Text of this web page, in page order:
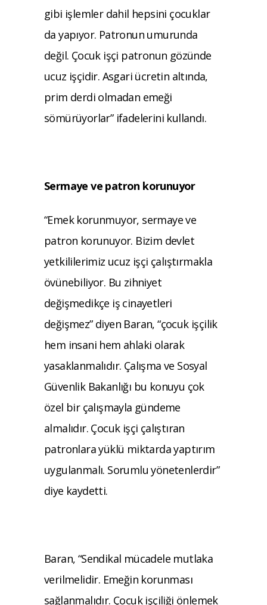
gibi işlemler dahil hepsini çocuklar
da yapıyor. Patronun umurunda
değil. Çocuk işçi patronun gözünde
ucuz işçidir. Asgari ücretin altında,
prim derdi olmadan emeği
sömürüyorlar” ifadelerini kullandı.
Sermaye ve patron korunuyor
“Emek korunmuyor, sermaye ve
patron korunuyor. Bizim devlet
yetkililerimiz ucuz işçi çalıştırmakla
övünebiliyor. Bu zihniyet
değişmedikçe iş cinayetleri
değişmez” diyen Baran, “çocuk işçilik
hem insani hem ahlaki olarak
yasaklanmalıdır. Çalışma ve Sosyal
Güvenlik Bakanlığı bu konuyu çok
özel bir çalışmayla gündeme
almalıdır. Çocuk işçi çalıştıran
patronlara yüklü miktarda yaptırım
uygulanmalı. Sorumlu yönetenlerdir”
diye kaydetti.
Baran, “Sendikal mücadele mutlaka
verilmelidir. Emeğin korunması
sağlanmalıdır. Çocuk işçiliği önlemek